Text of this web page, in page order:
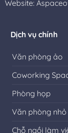
Website:
Dịch vụ chính
Văn phòng ảo
Coworking
Phòng họp
Văn phòng nhỏ
Chỗ ngồi làm